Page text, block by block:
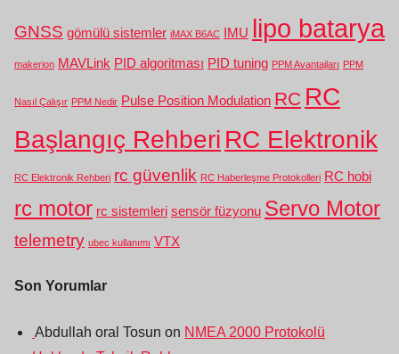
GNSS gömülü sistemler iMAX B6AC IMU lipo batarya
makerion MAVLink PID algoritması PID tuning PPM Avantajları PPM
Nasıl Çalışır PPM Nedir Pulse Position Modulation RC RC
Başlangıç Rehberi RC Elektronik
RC Elektronik Rehberi rc güvenlik RC Haberleşme Protokolleri RC hobi
rc motor rc sistemleri sensör füzyonu Servo Motor
telemetry ubec kullanımı VTX
Son Yorumlar
Abdullah oral Tosun on NMEA 2000 Protokolü